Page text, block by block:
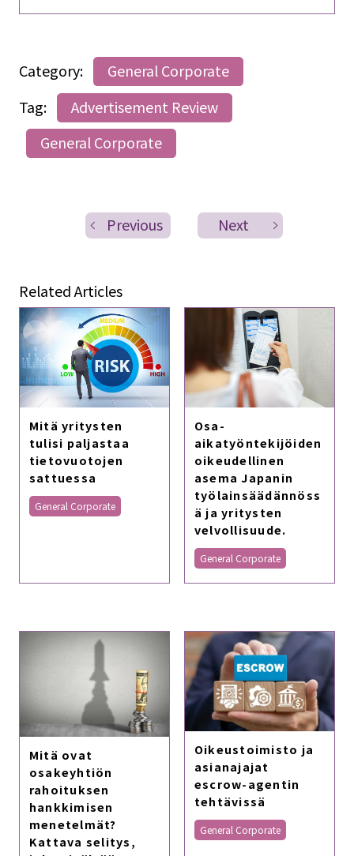
Category:
General Corporate
Tag:
Advertisement Review
General Corporate
Previous Next
Related Articles
Mitä yritysten
tulisi paljastaa
tietovuotojen
sattuessa
General Corporate
Osa-
aikatyöntekijöiden
oikeudellinen
asema Japanin
työlainsäädännöss
ä ja yritysten
velvollisuude.
General Corporate
Mitä ovat
osakeyhtiön
rahoituksen
hankkimisen
menetelmät?
Kattava selitys,
Oikeustoimisto ja
asianajajat
escrow-agentin
tehtävissä
General Corporate